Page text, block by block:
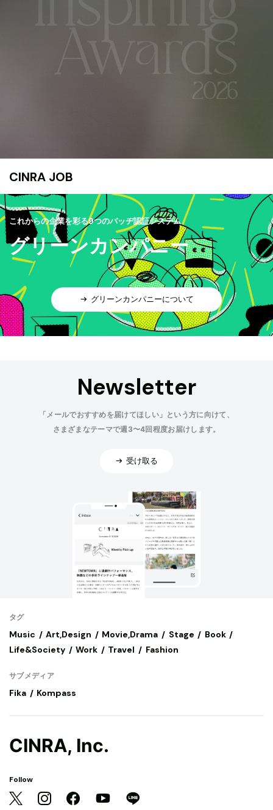
CINRA JOB
これからの企業を彩る9つのバッヂ認証システム
グリーンカンパニー
グリーンカンパニーについて
Newsletter
「メールでおすすめを届けてほしい」という方に向けて、
さまざまなテーマで週3〜4回程度お届けします。
受け取る
タグ
Music Art,Design Movie,Drama Stage
Book
Life&Society
Work Travel Fashion
サブメディア
Fika Kompass
CINRA, Inc.
Follow